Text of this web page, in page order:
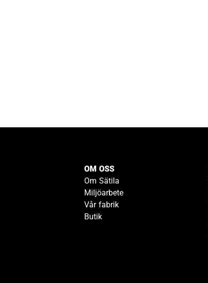
OM OSS
Om Sätila
Miljöarbete
Vår fabrik
Butik